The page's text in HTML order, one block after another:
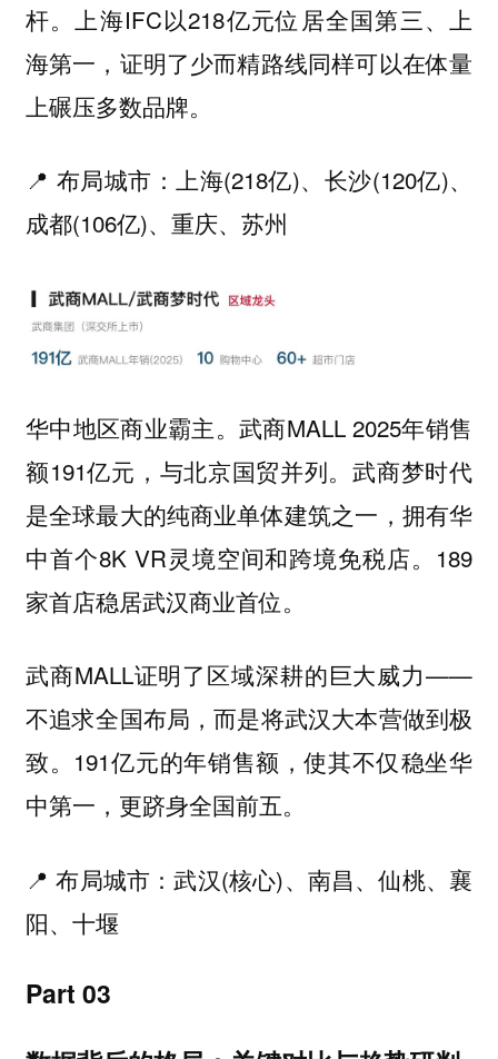
杆。上海IFC以218亿元位居全国第三、上
海第一，证明了少而精路线同样可以在体量
上碾压多数品牌。
📍 布局城市：上海(218亿)、长沙(120亿)、
成都(106亿)、重庆、苏州
华中地区商业霸主。武商MALL 2025年销售
额191亿元，与北京国贸并列。武商梦时代
是全球最大的纯商业单体建筑之一，拥有华
中首个8K VR灵境空间和跨境免税店。189
家首店稳居武汉商业首位。
武商MALL证明了区域深耕的巨大威力——
不追求全国布局，而是将武汉大本营做到极
致。191亿元的年销售额，使其不仅稳坐华
中第一，更跻身全国前五。
📍 布局城市：武汉(核心)、南昌、仙桃、襄
阳、十堰
Part 03